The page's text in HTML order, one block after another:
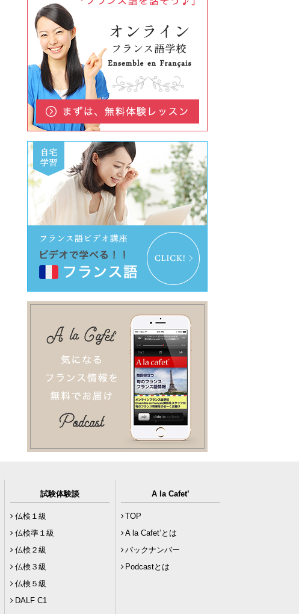
試験体験談
仏検１級
仏検準１級
仏検２級
仏検３級
仏検５級
DALF C1
A la Cafet’
TOP
A la Cafet’とは
バックナンバー
Podcastとは